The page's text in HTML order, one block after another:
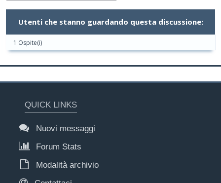
Utenti che stanno guardando questa discussione:
1 Ospite(i)
QUICK LINKS
Nuovi messaggi
Forum Stats
Modalità archivio